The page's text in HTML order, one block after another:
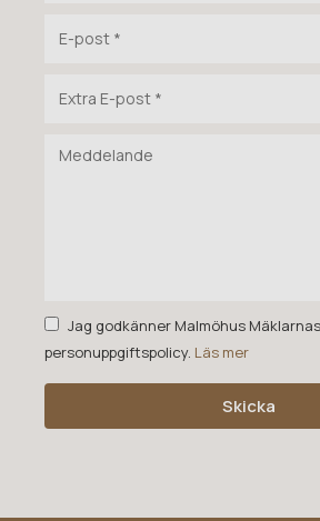
Jag godkänner Malmöhus Mäklarnas
personuppgiftspolicy. Läs mer
Skicka